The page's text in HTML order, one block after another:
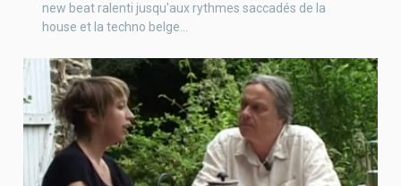
new beat ralenti jusqu'aux rythmes saccadés de la
house et la techno belge...